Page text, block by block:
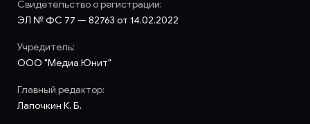
Свидетельство о регистрации:
ЭЛ № ФС 77 — 82763 от 14.02.2022
Учредитель:
ООО "Медиа Юнит"
Главный редактор:
Лапочкин К. Б.